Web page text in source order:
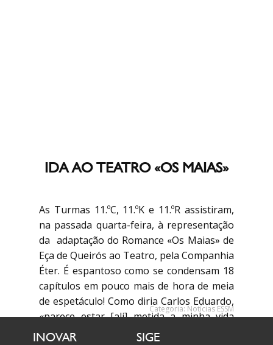
IDA AO TEATRO «OS MAIAS»
As Turmas 11.ºC, 11.ºK e 11.ºR assistiram,
na passada quarta-feira, à representação
da adaptação do Romance «Os Maias» de
Eça de Queirós ao Teatro, pela Companhia
Éter. É espantoso como se condensam 18
capítulos em pouco mais de hora de meia
de espetáculo! Como diria Carlos Eduardo,
«parece estar [ali] metida a minha vida
inteira!». No final, ainda tivemos a
Categoria: Notícias ESSM
INOVAR SIGE